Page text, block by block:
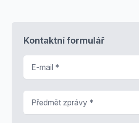
Kontaktní formulář